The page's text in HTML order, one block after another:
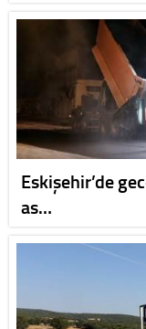
Eskişehir’de
as…